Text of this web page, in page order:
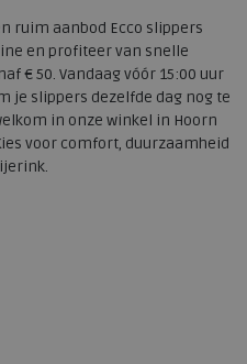
ruim aanbod Ecco slippers
en profiteer van snelle
€ 50. Vandaag vóór 15:00 uur
je slippers dezelfde dag nog te
in onze winkel in Hoorn
voor comfort, duurzaamheid